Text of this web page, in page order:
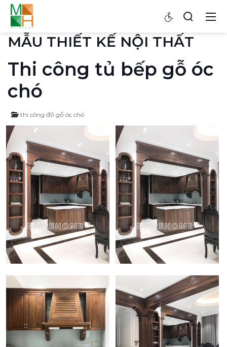
MẪU THIẾT KẾ NỘI THẤT
Thi công tủ bếp gỗ óc
chó
thi công đồ gỗ óc chó